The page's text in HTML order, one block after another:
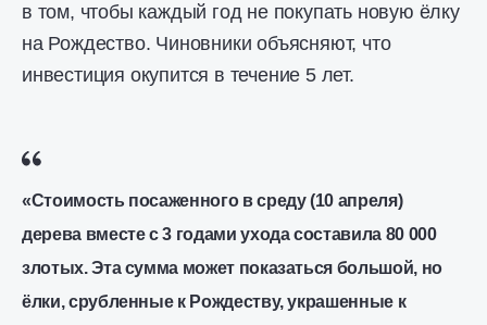
в том, чтобы каждый год не покупать новую ёлку
на Рождество. Чиновники объясняют, что
инвестиция окупится в течение 5 лет.
«Стоимость посаженного в среду (10 апреля)
дерева вместе с 3 годами ухода составила 80 000
злотых. Эта сумма может показаться большой, но
ёлки, срубленные к Рождеству, украшенные к